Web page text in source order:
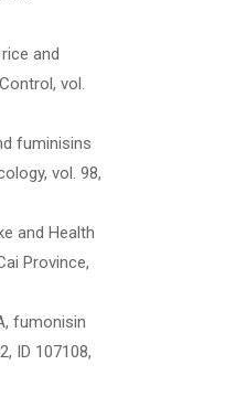
and
vol.
fuminisins
vol. 98,
and Health
Province,
fumonisin
ID 107108,